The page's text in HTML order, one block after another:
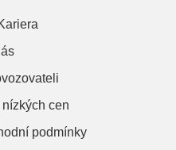
cen
podmínky